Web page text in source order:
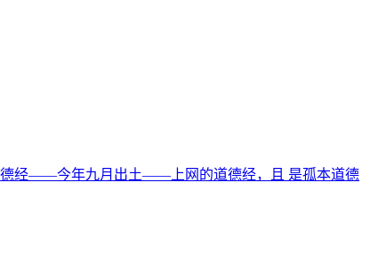
德经——今年九月出土——上网的道德经，且 是孤本道德